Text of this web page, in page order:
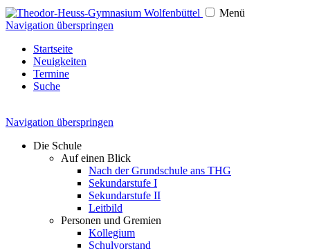
Menü
Navigation überspringen
Startseite
Neuigkeiten
Termine
Suche
Navigation überspringen
Die Schule
Auf einen Blick
Nach der Grundschule ans THG
Sekundarstufe I
Sekundarstufe II
Leitbild
Personen und Gremien
Kollegium
Schulvorstand